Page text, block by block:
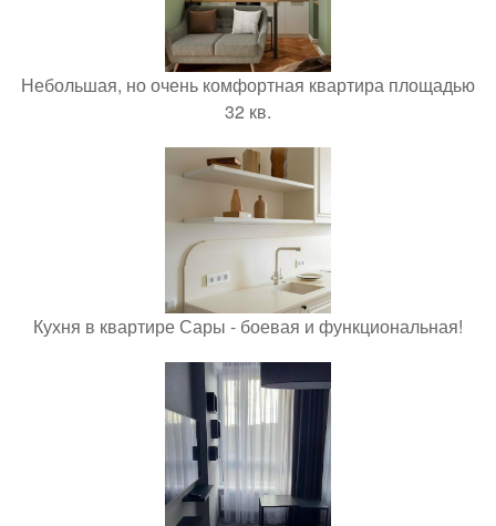
Небольшая, но очень комфортная квартира площадью
32 кв.
Кухня в квартире Сары - боевая и функциональная!